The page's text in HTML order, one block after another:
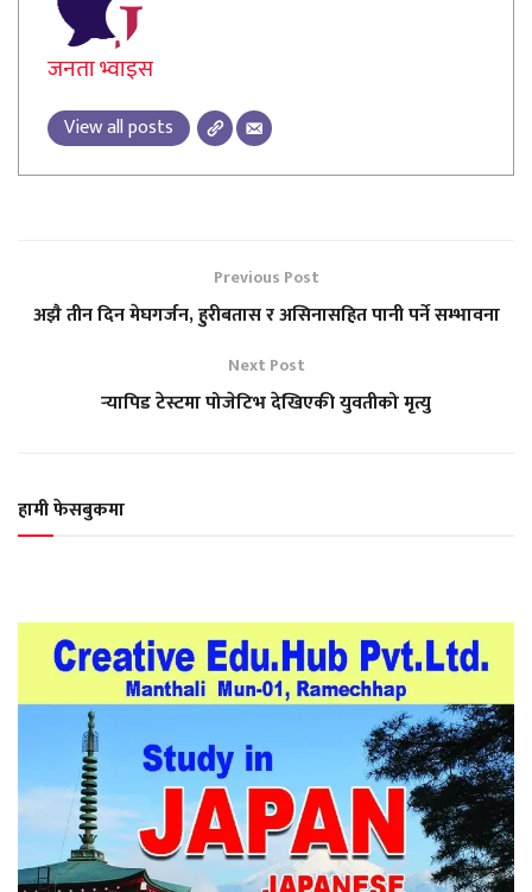
जनता भ्वाइस
View all posts
Previous Post
अझै तीन दिन मेघगर्जन, हुरीबतास र असिनासहित पानी पर्ने सम्भावना
Next Post
र्‍यापिड टेस्टमा पोजेटिभ देखिएकी युवतीको मृत्यु
हामी फेसबुकमा